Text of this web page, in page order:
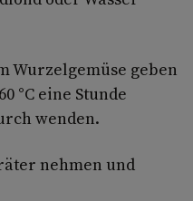
Wurzelgemüse geben
°C eine Stunde
wenden.
nehmen und